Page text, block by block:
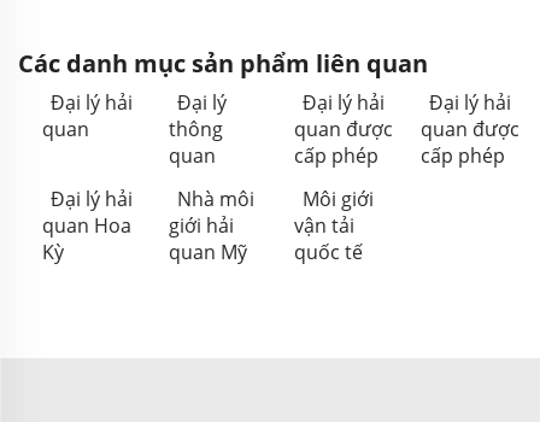
Các danh mục sản phẩm liên quan
Đại lý hải
quan
Đại lý
thông
quan
Đại lý hải
quan được
cấp phép
Đại lý hải
quan được
cấp phép
Đại lý hải
quan Hoa
Kỳ
Nhà môi
giới hải
quan Mỹ
Môi giới
vận tải
quốc tế